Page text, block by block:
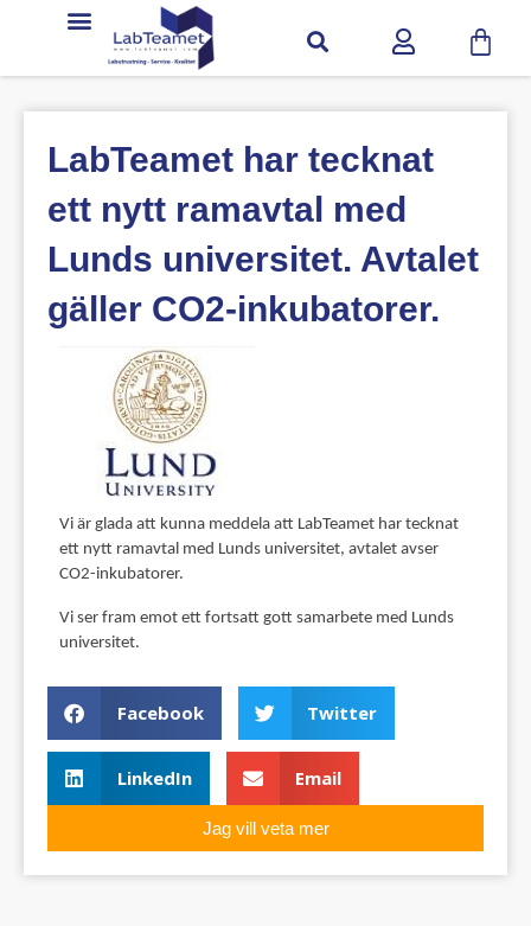
LabTeamet har tecknat
ett nytt ramavtal med
Lunds universitet. Avtalet
gäller CO2-inkubatorer.
Vi är glada att kunna meddela att LabTeamet har tecknat
ett nytt ramavtal med Lunds universitet, avtalet avser
CO2-inkubatorer.
Vi ser fram emot ett fortsatt gott samarbete med Lunds
universitet.
Facebook Twitter
LinkedIn Email
Jag vill veta mer